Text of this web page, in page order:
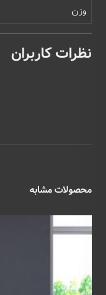
وزن
نظرات کاربران
محصولات مشابه